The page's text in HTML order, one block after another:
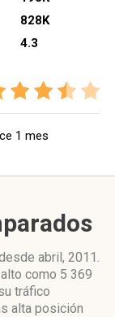
828K
4.3
1 mes
abril, 2011.
como 5 369
tráfico
alta posición